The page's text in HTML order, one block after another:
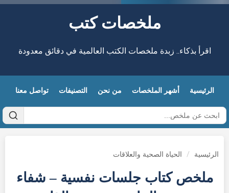
ملخصات كتب
اقرأ بذكاء.. زبدة ملخصات الكتب العالمية في دقائق معدودة
الرئيسية أشهر الملخصات من نحن التصنيفات تواصل معنا
الرئيسية / الحياة الصحية والعلاقات
ملخص كتاب جلسات نفسية – شفاء